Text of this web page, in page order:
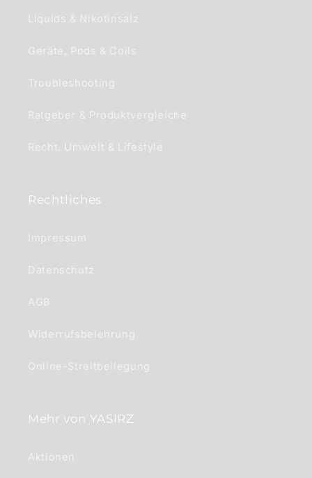
Liquids & Nikotinsalz
Geräte, Pods & Coils
Troubleshooting
Ratgeber & Produktvergleiche
Recht, Umwelt & Lifestyle
Rechtliches
Impressum
Datenschutz
AGB
Widerrufsbelehrung
Online-Streitbeilegung
Mehr von YASIRZ
Aktionen